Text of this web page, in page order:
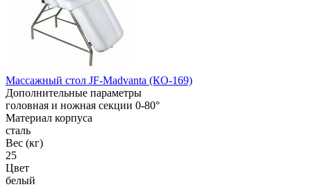
Массажный стол JF-Madvanta (КО-169)
Дополнительные параметры
головная и ножная секции 0-80°
Материал корпуса
сталь
Вес (кг)
25
Цвет
белый